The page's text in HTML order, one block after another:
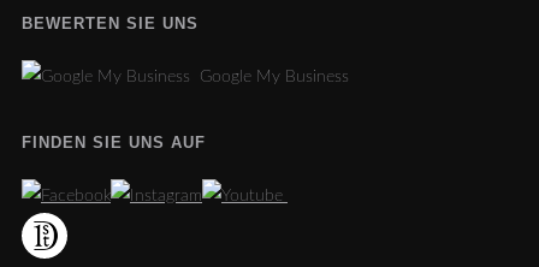
BEWERTEN SIE UNS
Google My Business
FINDEN SIE UNS AUF